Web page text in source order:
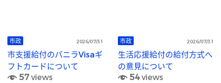
市政 2026/07/31
市支援給付のバニラVisaギ
フトカードについて
57views
市政 2026/07/31
生活応援給付の給付方式へ
の意見について
54views